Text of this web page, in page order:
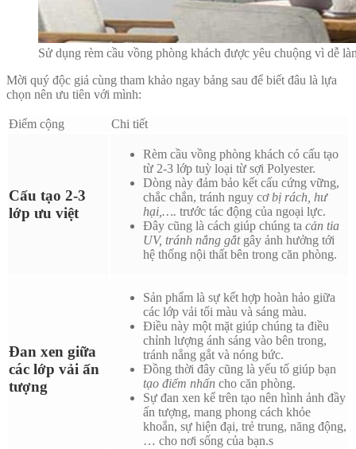
Sử dụng rèm cầu vồng phòng khách được yêu chuộng vì dễ
Mời quý độc giả cùng tham khảo ngay bảng sau để biết đâu là lựa
chọn nên ưu tiên với mình:
Điểm cộng Chi tiết
Cấu tạo 2-3
lớp ưu việt
Rèm cầu vồng phòng khách có cấu tạo
từ 2-3 lớp tuỳ loại từ sợi Polyester.
Dòng này đảm bảo kết cấu cứng vững,
chắc chắn, tránh nguy cơbị rách, hư
hại,…. trước tác động của ngoại lực.
Đây cũng là cách giúp chúng ta cản tia
UV, tránh nắng gắtgây ảnh hưởng tới
hệ thống nội thất bên trong căn phòng.
Đan xen giữa
các lớp vải ấn
tượng
Sản phẩm là sự kết hợp hoàn hảo giữa
các lớp vải tối màu và sáng màu.
Điều này một mặt giúp chúng ta điều
chỉnh lượng ánh sáng vào bên trong,
tránh nắng gắt và nóng bức.
Đồng thời đây cũng là yếu tố giúp bạn
tạo điểm nhấn cho căn phòng.
Sự đan xen kể trên tạo nên hình ảnh đầy
ấn tượng, mang phong cách khỏe
khoắn, sự hiện đại, trẻ trung, năng động,
… cho nơi sống của bạn.s